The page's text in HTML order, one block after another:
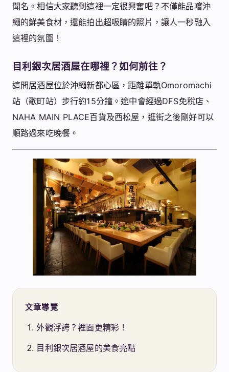
聞名。相信大家聽到這裡一定很興奮吧？不僅能品嚐沖
繩的鮮美食材，還能拍出超吸睛的照片，讓人一秒融入
這裡的氛圍！
目利銀次居酒屋在哪裡？如何前往？
這間居酒屋位於沖繩新都心區，距離單軌Omoromachi
站（歌町站）步行約15分鐘。途中會經過DFS免稅店、
NAHA MAIN PLACE百貨及西松屋，逛街之後剛好可以
順路過來吃晚餐。
文章導覽
外觀浮誇？裡面更精彩！
目利銀次居酒屋的美食亮點